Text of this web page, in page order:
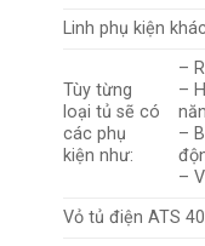
Linh phụ kiện
Tùy từng
loại tủ sẽ có
các phụ
kiện như:
–
–
–
–
Vỏ tủ điện ATS